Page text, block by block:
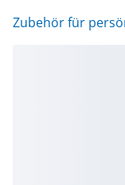
Zubehör für